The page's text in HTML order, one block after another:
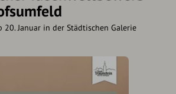
20. Januar in der Städtischen Galerie